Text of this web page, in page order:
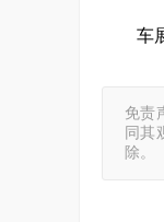
车
免责
同其
除。